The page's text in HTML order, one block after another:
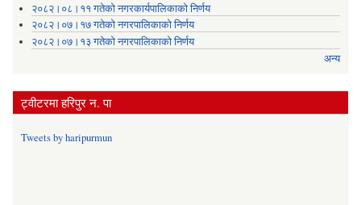
२०८२।०८।११ गतेको नगरकार्यपालिकाको निर्णय
२०८२।०७।१७ गतेको नगरपालिकाको निर्णय
२०८२।०७।१३ गतेको नगरपालिकाको निर्णय
अन्य
ट्वीटरमा हरिपुर न. पा
Tweets by haripurmun